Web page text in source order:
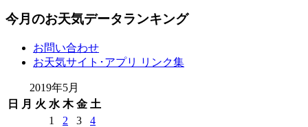
今月のお天気データランキング
お問い合わせ
お天気サイト･アプリ リンク集
2019年5月
日
月 火 水 木 金 土
1 2 3
4